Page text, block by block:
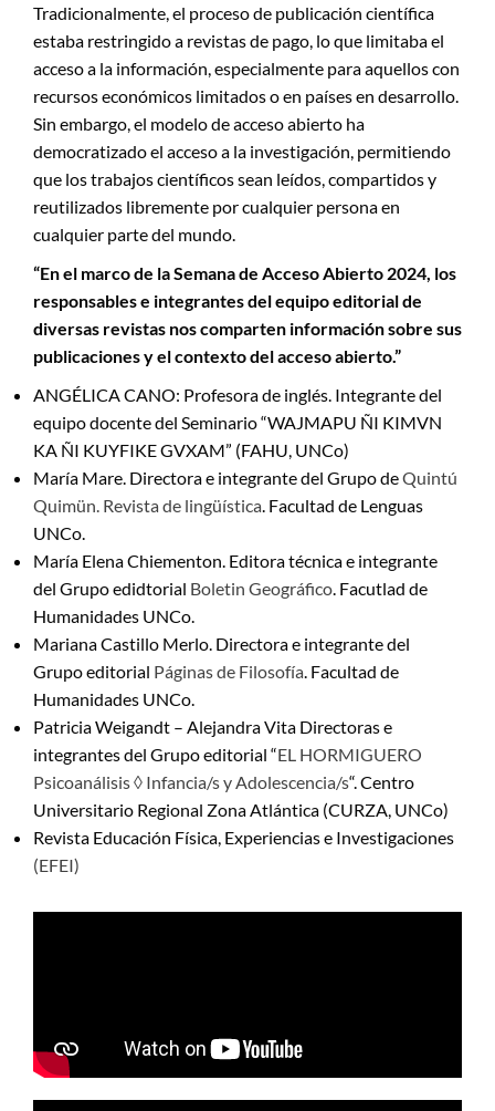
Tradicionalmente, el proceso de publicación científica
estaba restringido a revistas de pago, lo que limitaba el
acceso a la información, especialmente para aquellos con
recursos económicos limitados o en países en desarrollo.
Sin embargo, el modelo de acceso abierto ha
democratizado el acceso a la investigación, permitiendo
que los trabajos científicos sean leídos, compartidos y
reutilizados libremente por cualquier persona en
cualquier parte del mundo.
“En el marco de la Semana de Acceso Abierto 2024, los
responsables e integrantes del equipo editorial de
diversas revistas nos comparten información sobre sus
publicaciones y el contexto del acceso abierto.”
ANGÉLICA CANO: Profesora de inglés. Integrante del
equipo docente del Seminario “WAJMAPU ÑI KIMVN
KA ÑI KUYFIKE GVXAM” (FAHU, UNCo)
María Mare. Directora e integrante del Grupo deQuintú
Quimün. Revista de lingüística . Facultad de Lenguas
UNCo.
María Elena Chiementon. Editora técnica e integrante
del Grupo edidtorial Boletin Geográfico . Facutlad de
Humanidades UNCo.
Mariana Castillo Merlo. Directora e integrante del
Grupo editorial Páginas de Filosofía . Facultad de
Humanidades UNCo.
Patricia Weigandt – Alejandra Vita Directoras e
integrantes del Grupo editorial “EL HORMIGUERO
Psicoanálisis ◊ Infancia/s y Adolescencia/s“. Centro
Universitario Regional Zona Atlántica (CURZA, UNCo)
Revista Educación Física, Experiencias e Investigaciones
(EFEI)